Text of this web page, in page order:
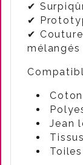
✔
✔
✔
mélangés
Coton
Jean